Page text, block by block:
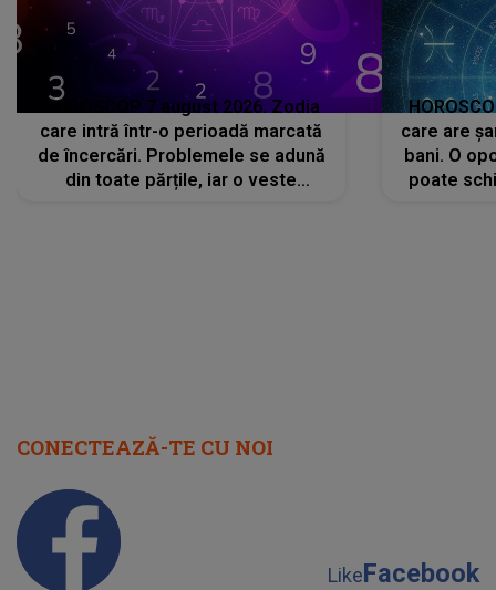
HOROSCOP 7 august 2026. Zodia
care intră într-o perioadă marcată
de încercări. Problemele se adună
din toate părțile, iar o veste
care are
bani. O
poate
CONECTEAZĂ-TE CU NOI
LikeFacebook